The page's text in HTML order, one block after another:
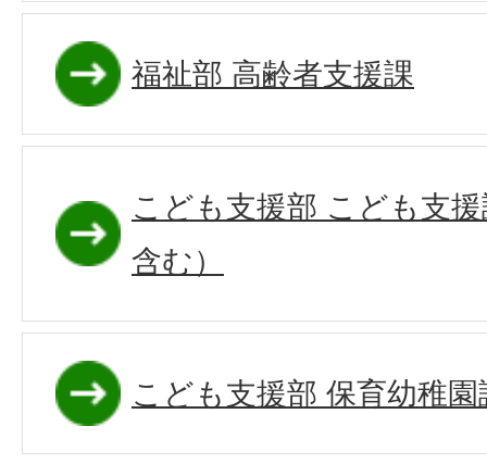
福祉部 高齢者支援課
こども支援部 こども支
含む）
こども支援部 保育幼稚